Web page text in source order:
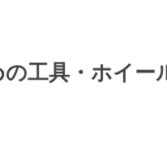
工具・ホイー